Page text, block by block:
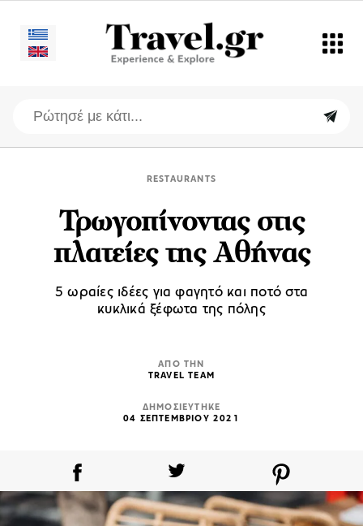
RESTAURANTS
Τρωγοπίνοντας στις
πλατείες της Αθήνας
5 ωραίες ιδέες για φαγητό και ποτό στα
κυκλικά ξέφωτα της πόλης
ΑΠΟ ΤΗΝ
TRAVEL TEAM
ΔΗΜΟΣΙΕΥΤΗΚΕ
04 ΣΕΠΤΕΜΒΡΙΟΥ 2021